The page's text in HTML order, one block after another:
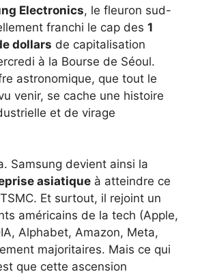
Electronics, le fleuron sud-
franchi le cap des 1
dollars de capitalisation
à la Bourse de Séoul.
astronomique, que tout le
venir, se cache une histoire
et de virage
Samsung devient ainsi la
asiatique à atteindre ce
Et surtout, il rejoint un
américains de la tech (Apple,
Alphabet, Amazon, Meta,
majoritaires. Mais ce qui
que cette ascension